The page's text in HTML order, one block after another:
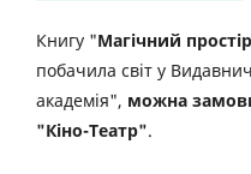
Книгу "Магічний
побачила світ у
академія", можна
"Кіно-Театр".